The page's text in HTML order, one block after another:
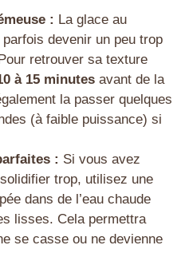
: La glace au
devenir un peu trop
retrouver sa texture
à 15 minutesavant de la
la passer quelques
(à faible puissance) si
: Si vous avez
trop, utilisez une
dans de l’eau chaude
lisses. Cela permettra
se casse ou ne devienne